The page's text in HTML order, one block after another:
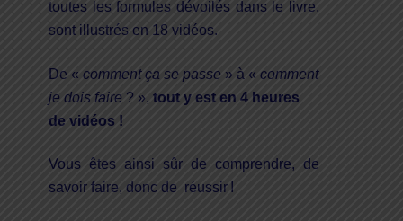
toutes les formules dévoilés dans le livre,
sont illustrés en 18 vidéos.
De « comment ça se passe » à « comment
je dois faire ? », tout y est en 4 heures
de vidéos !
Vous êtes ainsi sûr de comprendre, de
savoir faire, donc de réussir !